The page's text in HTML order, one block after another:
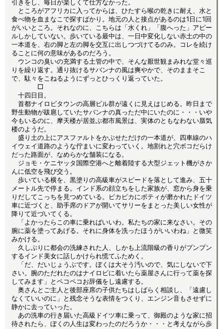
引きをし、毎日が楽しくて仕方なかった。
ところがアフリカに入ってからは、ひたすら喉の乾きに耐え、水と
食べ物を血まなこで探すばかり。地元の人と接点があるのは1日に1回
がいいところ。それなのに、こちらは「水くれ」「腹へった」アピー
ルしかしていない。歩いている最中は、一日中変化しない赤土の中の
一本道を、右の脚と左の脚を交互に出しつづけてるのみ。コレを続け
ることに何の意味があるのだろう。
ウンコの臭いの充満する土管の中で、そんな厭世観まみれな堂々巡
りを繰り返す。通り抜けるサバンナの風は爽やかで、そのままそこ
で、駄々をこねるようにずっとひっくり返っていた。
□
十四日目。
首都ナイロビタウンの高層ビル群が遠くに見えはじめる。昨日まで
野生動物が跋扈していたサバンナの真っただ中にいたのに・・・いや
今もいるのに、摩天楼が居並ぶ都市風景は、実体のともなわない蜃気
楼のようだ。
盛り土の上にアスファルトをかぶせただけの一本道が、四車線のハ
イウェイ道路のような佇まいに変わっていく。地割れと穴ボコだらけ
だった路面が、なめらかな舗装になる。
ジョモ・ケニヤッタ国際空港へと離着陸する大型ジェット機がさか
んに低空を飛び交う。
歩いている横を、黒塗りの高級車がスピードを落として進み、五十
メートル先で停まる。インド系の顔立ちをした家族が、窓から身を乗
りだしてこっちを見つめている。ピカピカにボティが磨かれたドイツ
車に近づくと、助手席のドアが開いてサリーをまとった美しい女性が
降りて近づいてくる。
「よかったらこの車に乗ればいいわ。私たちの家に来なさい。その
腕に薬を塗ってあげる。それに身体を洗ったほうがいいわね」と微笑
みかける。
久しぶりに都会の洗練された人、しかも上流階級の香りがプンプン
するインド美女に話しかけられ慌てふためく。
「だ、だいじょうぶです。ぼくは大そう汚いので、気にしないで下
さい。腕のただれたのはナイロビに着いたら薬屋さんに行って薬を探
してみます」とペコペコお辞儀をし遠慮する。
奥さんとご主人と後部座席の子供たちはしばらく相談し、「遠慮し
なくていいのに」と残念そうな表情をつくり、エンジン音もさせずに
静かに去っていった。
あの洗車の行き届いた高級ドイツ車に乗って、御殿のような家に招
待されたら、ぼくの人生は変わったのだろうか・・・と考えながら歩